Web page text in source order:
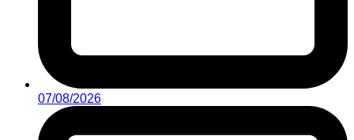
07/08/2026